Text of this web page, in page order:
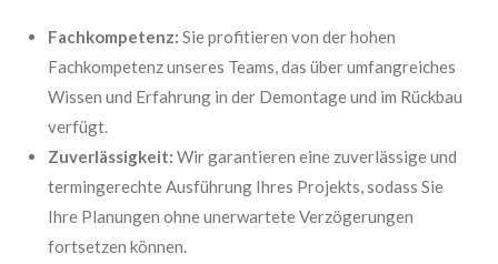
Fachkompetenz: Sie profitieren von der hohen
Fachkompetenz unseres Teams, das über umfangreiches
Wissen und Erfahrung in der Demontage und im Rückbau
verfügt.
Zuverlässigkeit: Wir garantieren eine zuverlässige und
termingerechte Ausführung Ihres Projekts, sodass Sie
Ihre Planungen ohne unerwartete Verzögerungen
fortsetzen können.